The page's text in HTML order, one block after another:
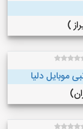
موبايل دليا